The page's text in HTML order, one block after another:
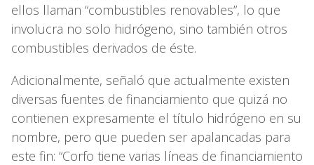
ellos llaman “combustibles renovables”, lo que
involucra no solo hidrógeno, sino también otros
combustibles derivados de éste.
Adicionalmente, señaló que actualmente existen
diversas fuentes de financiamiento que quizá no
contienen expresamente el título hidrógeno en su
nombre, pero que pueden ser apalancadas para
este fin: “Corfo tiene varias líneas de financiamiento